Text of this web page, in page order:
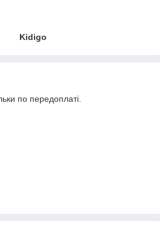
Kidigo
по передоплаті.